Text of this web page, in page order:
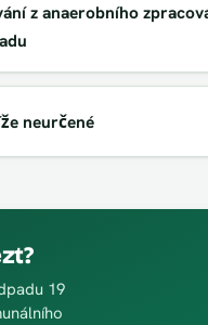
z anaerobního
neurčené
19